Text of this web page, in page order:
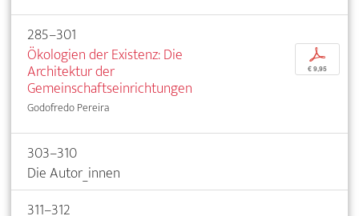
285–301
Ökologien der Existenz: Die
Architektur der
Gemeinschaftseinrichtungen
Godofredo Pereira
p
€ 9,95
303–310
Die Autor_innen
311–312